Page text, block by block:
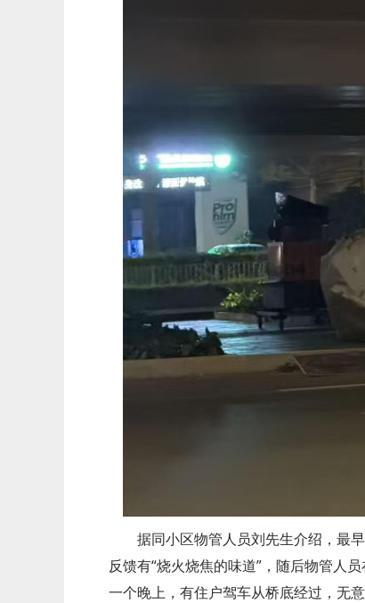
据同小区物管人员刘先生介绍，最
反馈有“烧火烧焦的味道”，随后物管人
一个晚上，有住户驾车从桥底经过，无